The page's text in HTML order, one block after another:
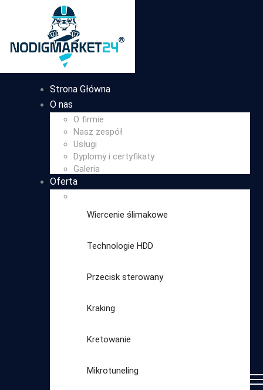
Strona Główna
O nas
O firmie
Nasz zespół
Usługi
Dyplomy i certyfikaty
Galeria
Oferta
Wiercenie ślimakowe
Technologie HDD
Przecisk sterowany
Kraking
Kretowanie
Mikrotuneling